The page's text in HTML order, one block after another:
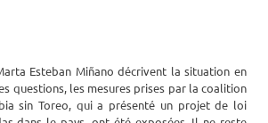
Esteban Miñano décrivent la situation en
questions, les mesures prises par la coalition
sin Toreo, qui a présenté un projet de loi